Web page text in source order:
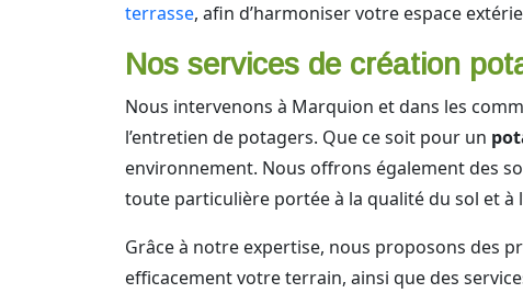
terrasse, afin d’harmoniser votre espace
Nos services de création
Nous intervenons à Marquion et dans les
l’entretien de potagers. Que ce soit pour un
environnement. Nous offrons également des
toute particulière portée à la qualité du sol et à
Grâce à notre expertise, nous proposons des
efficacement votre terrain, ainsi que des